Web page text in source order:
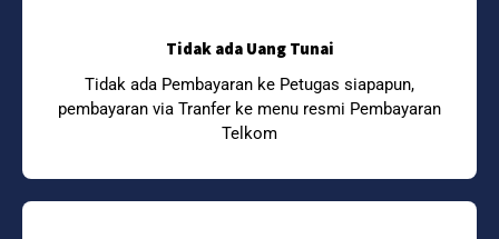
Tidak ada Uang Tunai
Tidak ada Pembayaran ke Petugas siapapun,
pembayaran via Tranfer ke menu resmi Pembayaran
Telkom